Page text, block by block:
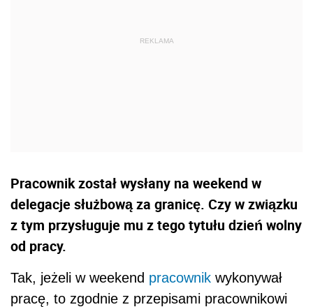
Pracownik został wysłany na weekend w
delegacje służbową za granicę. Czy w związku
z tym przysługuje mu z tego tytułu dzień wolny
od pracy.
Tak, jeżeli w weekend pracownik wykonywał
pracę, to zgodnie z przepisami pracownikowi